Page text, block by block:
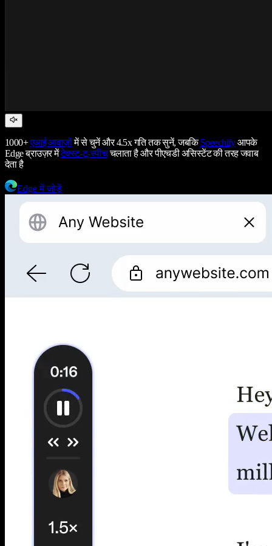
1000+एआई आवाज़ोंमें से चुनें और 4.5x गति तक सुनें, जबकिSpeechifyआपके
Edge ब्राउज़र मेंटेक्स्ट-टू-स्पीचचलाता है और पीएचडी असिस्टेंट की तरह जवाब
देता है
Edge में जोड़ें